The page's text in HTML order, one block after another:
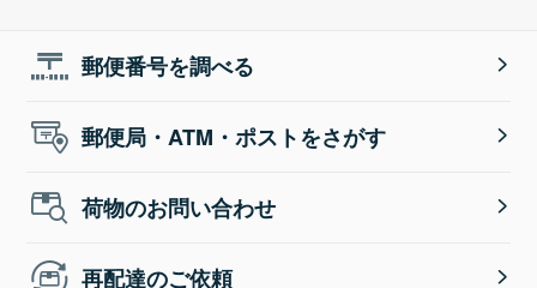
郵便番号を調べる
郵便局・ATM・ポストをさがす
荷物のお問い合わせ
再配達のご依頼